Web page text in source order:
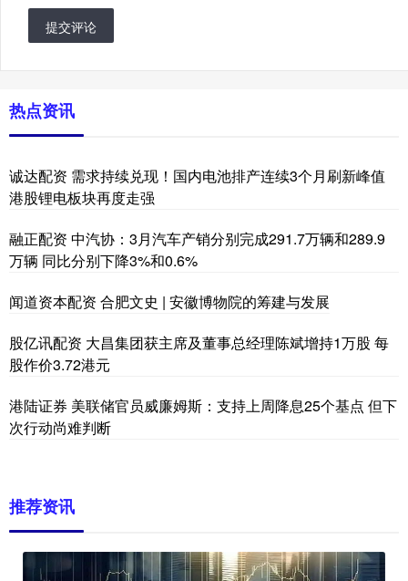
提交评论
热点资讯
诚达配资 需求持续兑现！国内电池排产连续3个月刷新峰值
港股锂电板块再度走强
融正配资 中汽协：3月汽车产销分别完成291.7万辆和289.9
万辆 同比分别下降3%和0.6%
闻道资本配资 合肥文史 | 安徽博物院的筹建与发展
股亿讯配资 大昌集团获主席及董事总经理陈斌增持1万股 每
股作价3.72港元
港陆证券 美联储官员威廉姆斯：支持上周降息25个基点 但下
次行动尚难判断
推荐资讯